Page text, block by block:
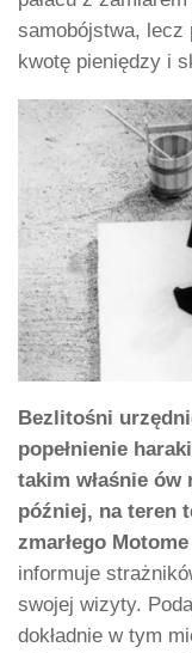
samobójstwa, lecz
kwotę pieniędzy i
Bezlitośni
popełnienie
takim właśnie ów
później, na teren
zmarłego
informuje
swojej wizyty.
dokładnie w tym